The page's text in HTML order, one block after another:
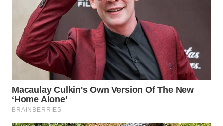
MAJALENGKA
WN
SUBANG
WN
SUKABUMI
WN